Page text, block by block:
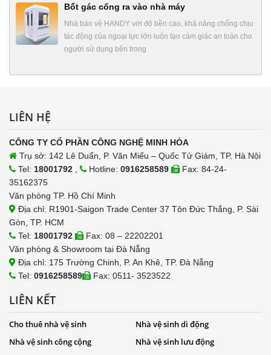
Bốt gác cổng ra vào nhà máy
Nhà bảo vệ HANDY với độ bền cao, khả năng chống chịu
tác động của ngoại lực lớn luôn tạo cảm giác an toàn cho
người sử dụng bên trong
LIÊN HỆ
CÔNG TY CỔ PHẦN CÔNG NGHỆ MINH HÒA
Trụ sở: 142 Lê Duẩn, P. Văn Miếu – Quốc Tử Giám, TP. Hà Nội
Tel: 18001792 Hotline: 0916258589
Fax: 84-24-
35162375
Văn phòng TP. Hồ Chí Minh
Địa chỉ: R1901-Saigon Trade Center 37 Tôn Đức Thắng, P. Sài
Gòn, TP. HCM
Tel: 18001792
Fax: 08 – 22202201
Văn phòng & Showroom tại Đà Nẵng
Địa chỉ: 175 Trường Chinh, P. An Khê, TP. Đà Nẵng
Tel: 0916258589 Fax: 0511- 3523522
LIÊN KẾT
Cho thuê nhà vệ sinh
Nhà vệ sinh di động
Nhà vệ sinh công cộng
Nhà vệ sinh lưu động